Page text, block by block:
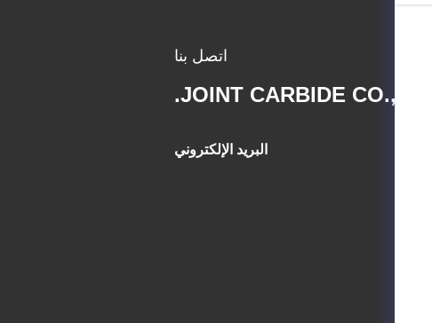
اتصل بنا
JOINT CARBIDE CO., LTD.
البريد الإلكتروني